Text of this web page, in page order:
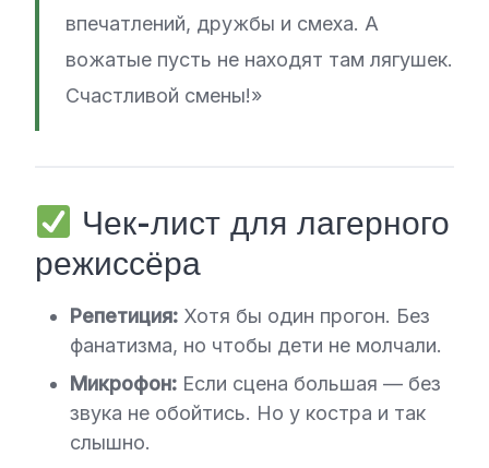
впечатлений, дружбы и смеха. А
вожатые пусть не находят там лягушек.
Счастливой смены!»
Чек-лист для лагерного
режиссёра
Репетиция: Хотя бы один прогон. Без
фанатизма, но чтобы дети не молчали.
Микрофон: Если сцена большая — без
звука не обойтись. Но у костра и так
слышно.